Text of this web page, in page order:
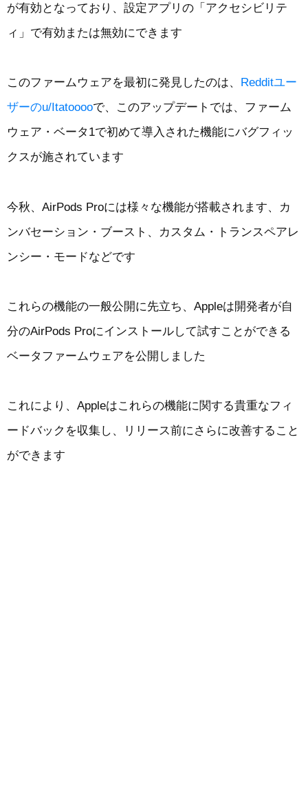
が有効となっており、設定アプリの「アクセシビリテ
ィ」で有効または無効にできます
このファームウェアを最初に発見したのは、
Redditユー
ザーのu/Itatooooで、このアップデートでは、ファーム
ウェア・ベータ1で初めて導入された機能にバグフィッ
クスが施されています
今秋、AirPods Proには様々な機能が搭載されます、カ
ンバセーション・ブースト、カスタム・トランスペアレ
ンシー・モードなどです
これらの機能の一般公開に先立ち、Appleは開発者が自
分のAirPods Proにインストールして試すことができる
ベータファームウェアを公開しました
これにより、Appleはこれらの機能に関する貴重なフィ
ードバックを収集し、リリース前にさらに改善すること
ができます